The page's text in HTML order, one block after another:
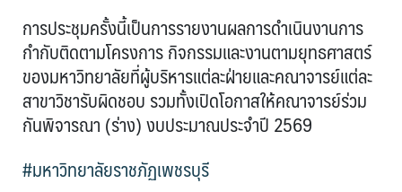
การประชุมครั้งนี้เป็นการรายงานผลการดำเนินงานการ
กำกับติดตามโครงการ กิจกรรมและงานตามยุทธศาสตร์
ของมหาวิทยาลัยที่ผู้บริหารแต่ละฝ่ายและคณาจารย์แต่ละ
สาขาวิชารับผิดชอบ รวมทั้งเปิดโอกาสให้คณาจารย์ร่วม
กันพิจารณา (ร่าง) งบประมาณประจำปี 2569
#มหาวิทยาลัยราชภัฏเพชรบุรี